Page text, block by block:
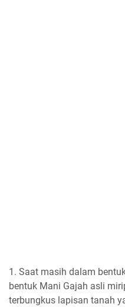
1. Saat masih dalam
bentuk Mani Gajah asli
terbungkus lapisan tanah